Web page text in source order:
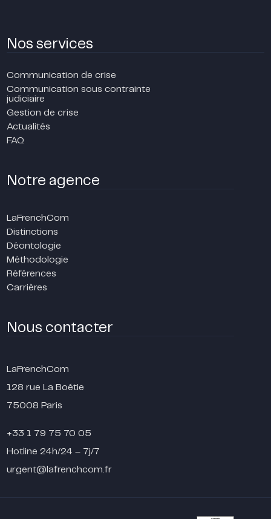
Nos services
Communication de crise
Communication sous contrainte
judiciaire
Gestion de crise
Actualités
FAQ
Notre agence
LaFrenchCom
Distinctions
Déontologie
Méthodologie
Références
Carrières
Nous contacter
LaFrenchCom
128 rue La Boétie
75008 Paris
+33 1 79 75 70 05
Hotline 24h/24 – 7j/7
urgent@lafrenchcom.fr